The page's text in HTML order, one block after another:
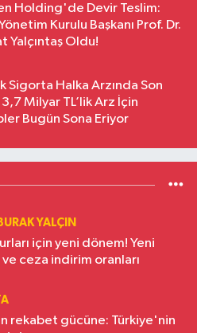
Holding'de Devir Teslim:
Kurulu Başkanı Prof. Dr.
Yalçıntaş Oldu!
Sigorta Halka Arzında Son
Milyar TL’lik Arz İçin
Bugün Sona Eriyor
YALÇIN
için yeni dönem! Yeni
ceza indirim oranları
rekabet gücüne: Türkiye'nin